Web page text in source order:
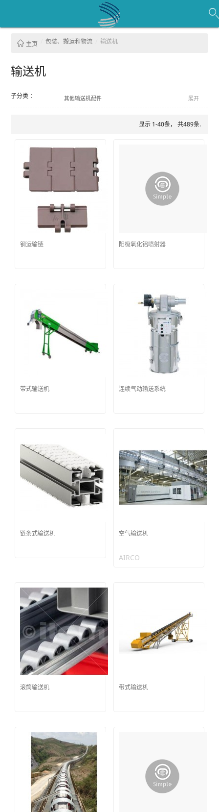
主页 包装、搬运和物流 输送机
输送机
子分类 ：
其他输送机配件
气动输送系统
展开
显示 1-40条， 共489条.
钢运输链 阳极氧化铝喷射器
带式输送机 连续气动输送系统
链条式输送机 空气输送机
AIRCO
滚筒输送机 带式输送机